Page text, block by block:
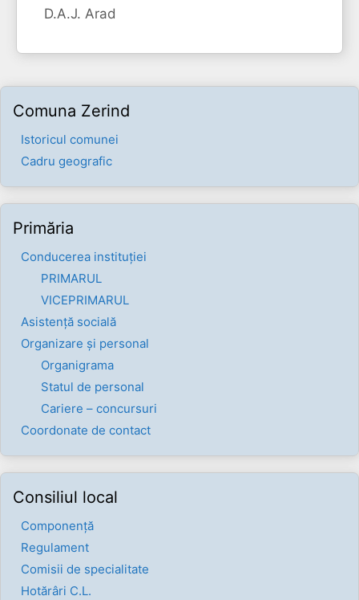
D.A.J. Arad
Comuna Zerind
Istoricul comunei
Cadru geografic
Primăria
Conducerea instituției
PRIMARUL
VICEPRIMARUL
Asistență socială
Organizare și personal
Organigrama
Statul de personal
Cariere – concursuri
Coordonate de contact
Consiliul local
Componenţă
Regulament
Comisii de specialitate
Hotărâri C.L.